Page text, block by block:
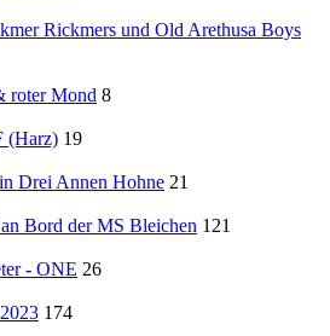
Rickmers und Old Arethusa Boys
roter Mond 8
(Harz) 19
Drei Annen Hohne 21
Bord der MS Bleichen 121
- ONE 26
174